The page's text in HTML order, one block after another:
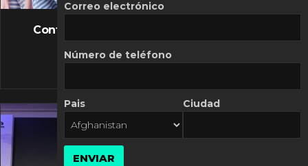
FLASH NEWS
Controversia de Mercado Libre por costos
10 MARZO, 2026
Correo electrónico
Número de teléfono
Pais Ciudad
ENVIAR